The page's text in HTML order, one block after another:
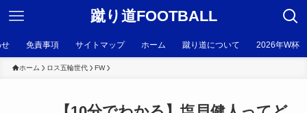
蹴り道FOOTBALL
免責事項 サイトマップ ホーム 蹴り道について 2026年W杯
ホーム ロス五輪世代 FW